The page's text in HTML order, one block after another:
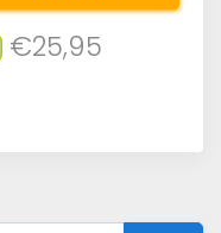
€25,95